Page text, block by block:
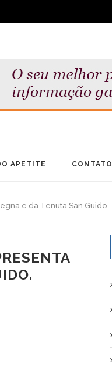
APETITE CONTATO
e da Tenuta San Guido.